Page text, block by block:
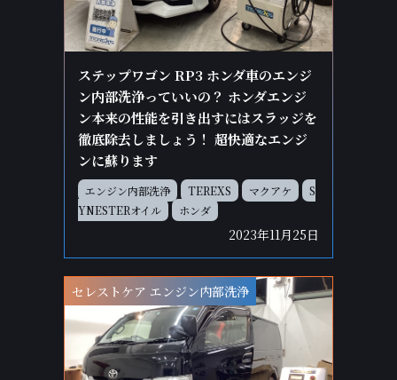
ステップワゴン RP3 ホンダ車のエンジ
ン内部洗浄っていいの？ ホンダエンジ
ン本来の性能を引き出すにはスラッジを
徹底除去しましょう！ 超快適なエンジ
ンに蘇ります
エンジン内部洗浄 TEREXS マクアケ
S
YNESTERオイル
ホンダ
2023年11月25日
セレストケア エンジン内部洗浄